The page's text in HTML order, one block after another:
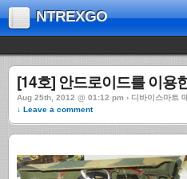
NTREXGO
[14호] 안드로이드를 이용
Aug 25th, 2012 @ 01:12 pm › 디바이스마트
↓ Leave a comment